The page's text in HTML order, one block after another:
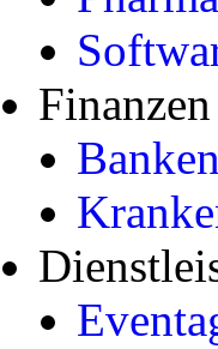
Finanzen
Banken